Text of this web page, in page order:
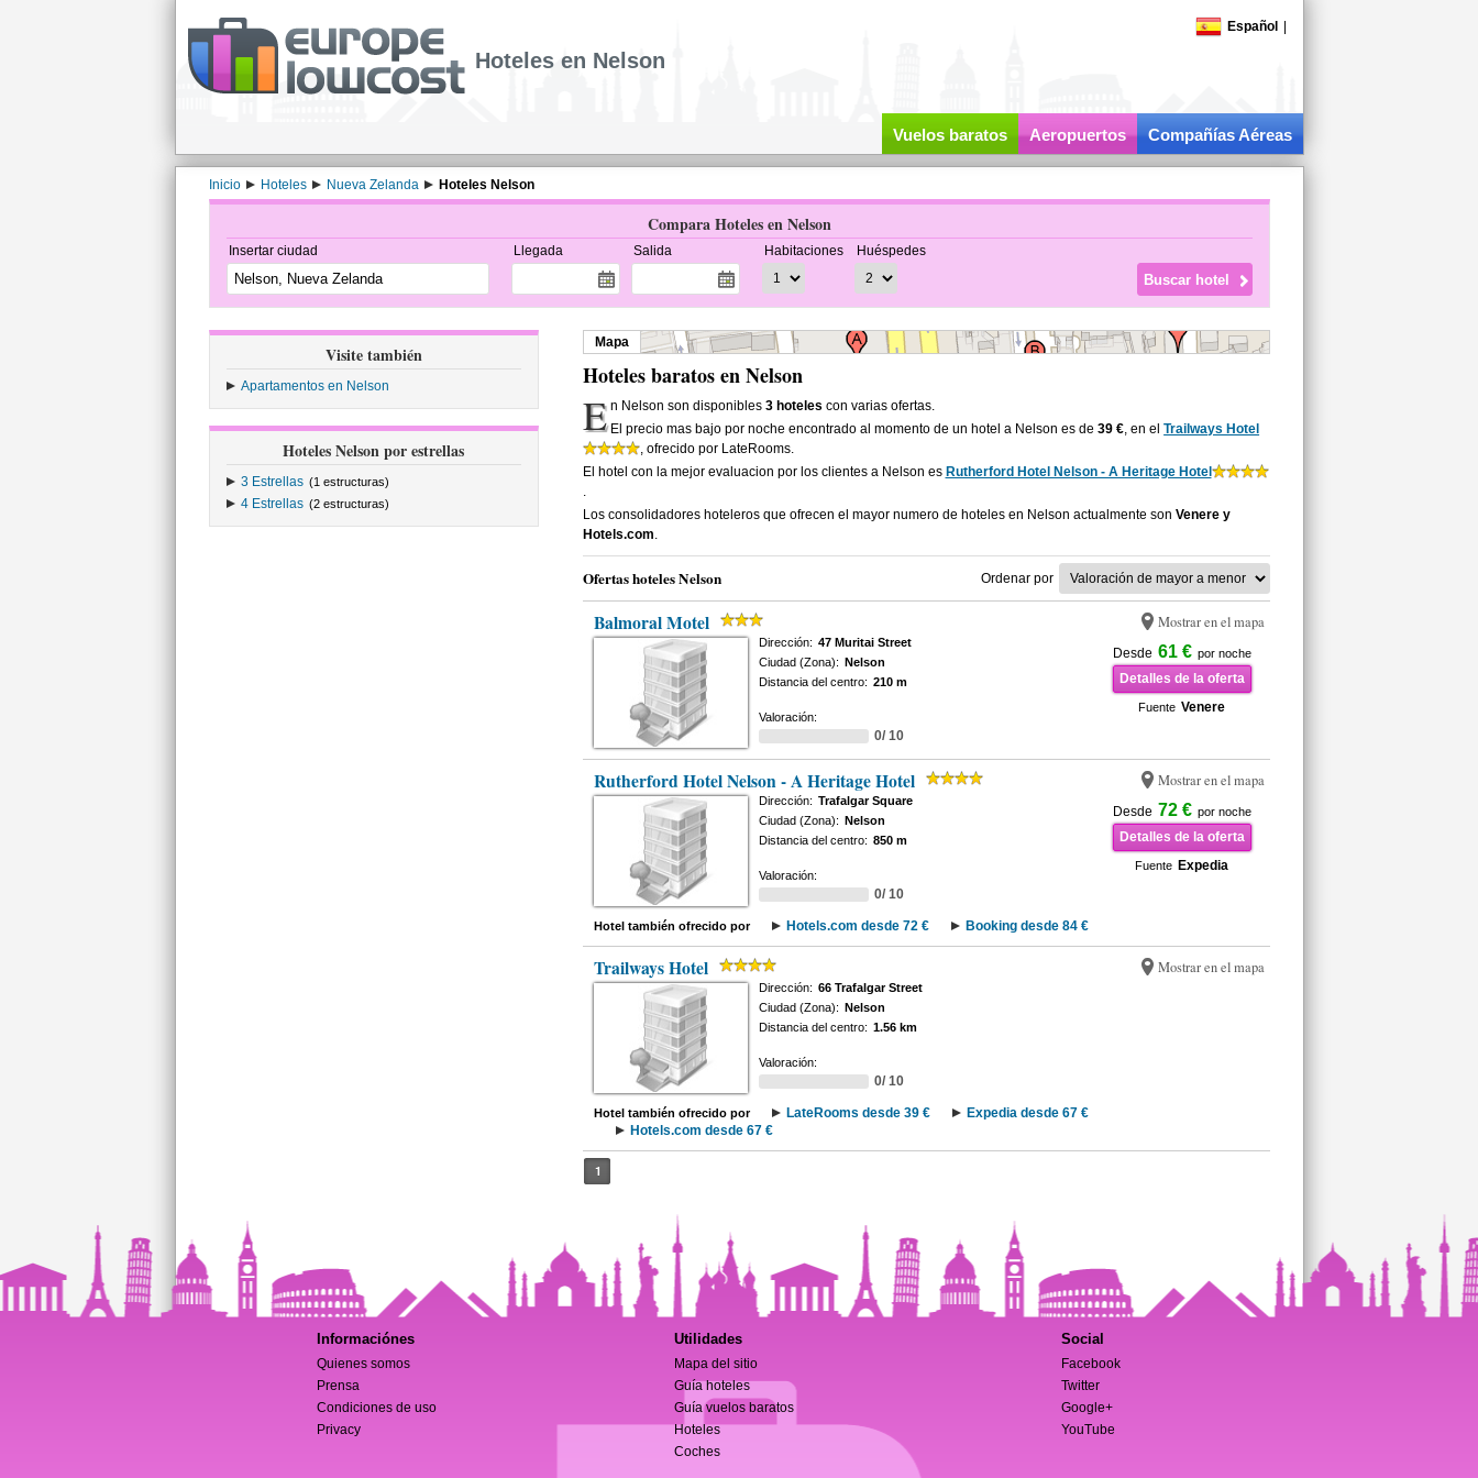
Español
Hoteles en Nelson
Vuelos baratos Aeropuertos Compañías Aéreas
Inicio Hoteles Nueva Zelanda Hoteles Nelson
Compara Hoteles en Nelson
Insertar ciudad Llegada Salida Habitaciones Huéspedes
Visite también
Apartamentos en Nelson
Hoteles Nelson por estrellas
3 Estrellas (1 estructuras)
4 Estrellas (2 estructuras)
Mapa
Hoteles baratos en Nelson
E n Nelson son disponibles3 hoteles con varias ofertas.
El precio mas bajo por noche encontrado al momento de un hotel a Nelson es de39 €, en elTrailways Hotel
, ofrecido por LateRooms.
El hotel con la mejor evaluacion por los clientes a Nelson es Rutherford Hotel Nelson - A Heritage Hotel
.
Los consolidadores hoteleros que ofrecen el mayor numero de hoteles en Nelson actualmente son Venere y
Hotels.com.
Ofertas hoteles Nelson Ordenar por
Balmoral Motel Mostrar en el mapa
Desde 61 € por noche
Detalles de la oferta
Fuente Venere
Dirección: 47 Muritai Street
Ciudad (Zona): Nelson
Distancia del centro: 210 m
Valoración:
0/ 10
Rutherford Hotel Nelson - A Heritage Hotel Mostrar en el mapa
Desde 72 € por noche
Detalles de la oferta
Fuente Expedia
Dirección: Trafalgar Square
Ciudad (Zona): Nelson
Distancia del centro: 850 m
Valoración:
0/ 10
Hotel también ofrecido por Hotels.com desde 72 € Booking desde 84 €
Trailways Hotel Mostrar en el mapa
Dirección: 66 Trafalgar Street
Ciudad (Zona): Nelson
Distancia del centro: 1.56 km
Valoración:
0/ 10
Hotel también ofrecido por LateRooms desde 39 €
Expedia desde 67 €
Hotels.com desde 67 €
1
Informaciónes
Quienes somos
Prensa
Condiciones de uso
Privacy
Utilidades
Mapa del sitio
Guía hoteles
Guía vuelos baratos
Hoteles
Coches
Social
Facebook
Twitter
Google+
YouTube